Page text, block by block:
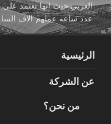
العربي حيث انها تعتمد على
عدد ساعه عملهم الاف
الرئيسية
عن الشركة
من نحن؟